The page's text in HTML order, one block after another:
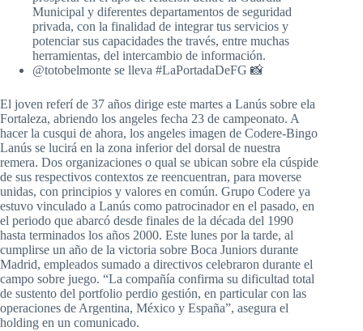
Municipal y diferentes departamentos de seguridad
privada, con la finalidad de integrar tus servicios y
potenciar sus capacidades the través, entre muchas
herramientas, del intercambio de información.
@totobelmonte se lleva #LaPortadaDeFG 📸
El joven referí de 37 años dirige este martes a Lanús sobre ela
Fortaleza, abriendo los angeles fecha 23 de campeonato. A
hacer la cusqui de ahora, los angeles imagen de Codere-Bingo
Lanús se lucirá en la zona inferior del dorsal de nuestra
remera. Dos organizaciones o qual se ubican sobre ela cúspide
de sus respectivos contextos ze reencuentran, para moverse
unidas, con principios y valores en común. Grupo Codere ya
estuvo vinculado a Lanús como patrocinador en el pasado, en
el periodo que abarcó desde finales de la década del 1990
hasta terminados los años 2000. Este lunes por la tarde, al
cumplirse un año de la victoria sobre Boca Juniors durante
Madrid, empleados sumado a directivos celebraron durante el
campo sobre juego. “La compañía confirma su dificultad total
de sustento del portfolio perdio gestión, en particular con las
operaciones de Argentina, México y España”, asegura el
holding en un comunicado.